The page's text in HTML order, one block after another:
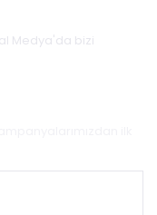
Medya'da bizi